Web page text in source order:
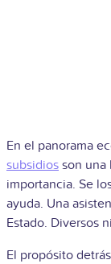
En el panorama
subsidios son una
importancia. Se
ayuda. Una
Estado. Diversos
El propósito